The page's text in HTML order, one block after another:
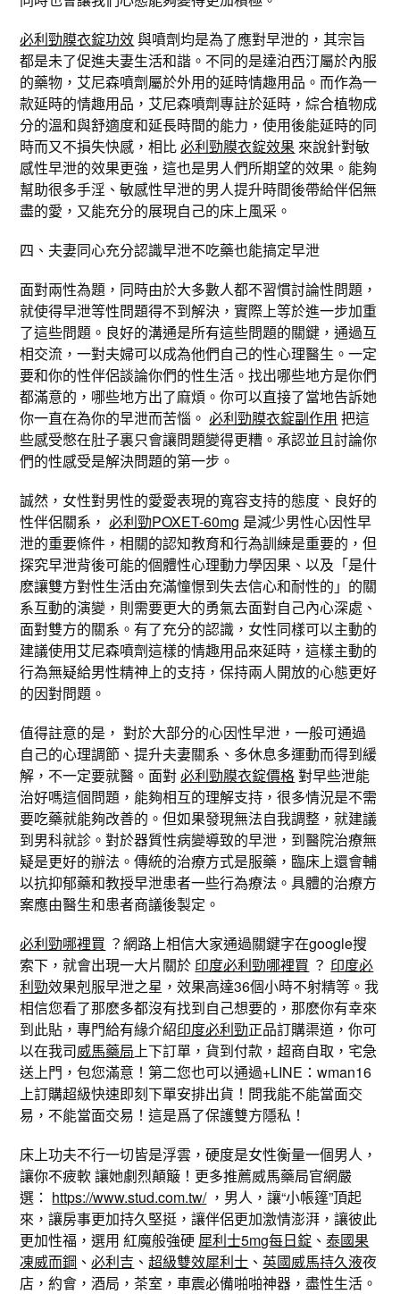
必利勁膜衣錠功效與噴劑均是為了應對早泄的，其宗旨
都是未了促進夫妻生活和諧。不同的是達泊西汀屬於內服
的藥物，艾尼森噴劑屬於外用的延時情趣用品。而作為一
款延時的情趣用品，艾尼森噴劑專註於延時，綜合植物成
分的溫和與舒適度和延長時間的能力，使用後能延時的同
時而又不損失快感，相比必利勁膜衣錠效果 來說針對敏
感性早泄的效果更強，這也是男人們所期望的效果。能夠
幫助很多手淫、敏感性早泄的男人提升時間後帶給伴侶無
盡的愛，又能充分的展現自己的床上風采。
四、夫妻同心充分認識早泄不吃藥也能搞定早泄
面對兩性為題，同時由於大多數人都不習慣討論性問題，
就使得早泄等性問題得不到解決，實際上等於進一步加重
了這些問題。良好的溝通是所有這些問題的關鍵，通過互
相交流，一對夫婦可以成為他們自己的性心理醫生。一定
要和你的性伴侶談論你們的性生活。找出哪些地方是你們
都滿意的，哪些地方出了麻煩。你可以直接了當地告訴她
你一直在為你的早泄而苦惱。必利勁膜衣錠副作用 把這
些感受憋在肚子裏只會讓問題變得更糟。承認並且討論你
們的性感受是解決問題的第一步。
誠然，女性對男性的愛愛表現的寬容支持的態度、良好的
性伴侶關系，必利勁POXET-60mg 是減少男性心因性早
泄的重要條件，相關的認知教育和行為訓練是重要的，但
探究早泄背後可能的個體性心理動力學因果、以及「是什
麽讓雙方對性生活由充滿憧憬到失去信心和耐性的」的關
系互動的演變，則需要更大的勇氣去面對自己內心深處、
面對雙方的關系。有了充分的認識，女性同樣可以主動的
建議使用艾尼森噴劑這樣的情趣用品來延時，這樣主動的
行為無疑給男性精神上的支持，保持兩人開放的心態更好
的因對問題。
值得註意的是， 對於大部分的心因性早泄，一般可通過
自己的心理調節、提升夫妻關系、多休息多運動而得到緩
解，不一定要就醫。面對必利勁膜衣錠價格​​​​​​​對早些泄能
治好嗎這個問題，能夠相互的理解支持，很多情況是不需
要吃藥就能夠改善的。但如果發現無法自我調整，就建議
到男科就診。對於器質性病變導致的早泄，到醫院治療無
疑是更好的辦法。傳統的治療方式是服藥，臨床上還會輔
以抗抑郁藥和教授早泄患者一些行為療法。具體的治療方
案應由醫生和患者商議後製定。
必利勁哪裡買 ？網路上相信大家通過關鍵字在google搜
索下，就會出現一大片關於 印度必利勁哪裡買 ？ 印度必
利勁效果剋服早泄之星，效果高達36個小時不射精等。我
相信您看了那麽多都沒有找到自己想要的，那麽你有幸來
到此貼，專門給有緣介紹印度必利勁正品訂購渠道，你可
以在我司威馬藥局上下訂單，貨到付款，超商自取，宅急
送上門，包您滿意！第二您也可以通過+LINE：wman16
上訂購超級快速即刻下單安排出貨！問我能不能當面交
易，不能當面交易！這是爲了保護雙方隱私！
床上功夫不行一切皆是浮雲，硬度是女性衡量一個男人，
讓你不疲軟 讓她劇烈顛簸！更多推薦威馬藥局官網嚴
選： https://www.stud.com.tw/，男人，讓“小帳篷”頂起
來，讓房事更加持久堅挺，讓伴侶更加激情澎湃，讓彼此
更加性福，選用 紅魔般強硬 犀利士5mg每日錠 、泰國果
凍威而鋼 、必利吉 、超級雙效犀利士 、英國威馬持久液夜
店，約會，酒局，茶室，車震必備啪啪神器，盡性生活。